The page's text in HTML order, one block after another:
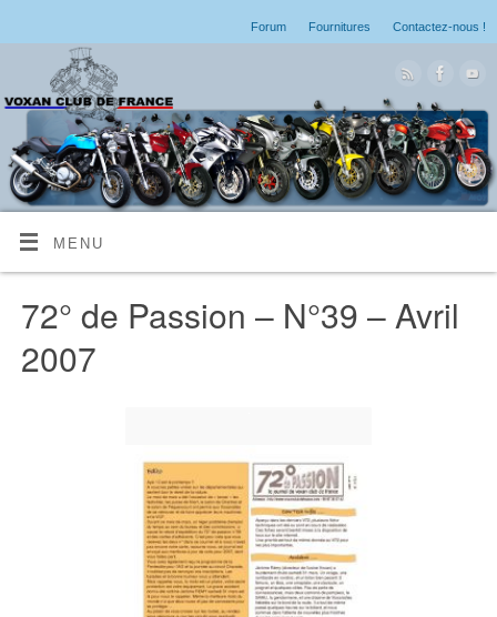
Forum Fournitures Contactez-nous !
MENU
72° de Passion – N°39 – Avril
2007